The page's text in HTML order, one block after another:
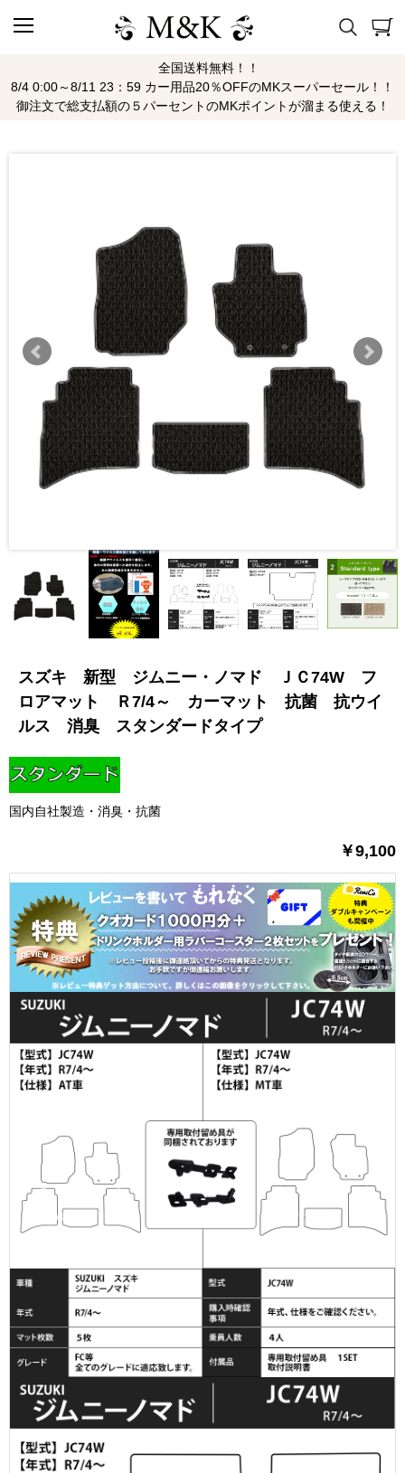
全国送料無料！！
8/4 0:00～8/11 23：59 カー用品20％OFFのMKスーパーセール！！
御注文で総支払額の５パーセントのMKポイントが溜まる使える！
スズキ 新型 ジムニー・ノマド ＪＣ74W フ
ロアマット Ｒ7/4～ カーマット 抗菌 抗ウイ
ルス 消臭 スタンダードタイプ
国内自社製造・消臭・抗菌
￥9,100